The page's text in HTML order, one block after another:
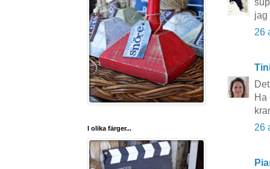
jag
26
Ha
26
I olika färger...